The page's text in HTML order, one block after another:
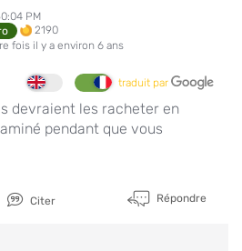
PM
2190
fois il y a environ 6 ans
traduit par
devraient les racheter en
pendant que vous
Citer Répondre